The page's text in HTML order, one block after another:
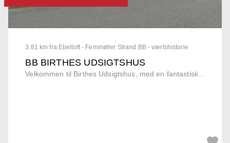
3.81 km fra Ebeltoft - Femmøller Strand BB - værtshistorie
BB BIRTHES UDSIGTSHUS
Velkommen til Birthes Udsigtshus, med en fantastisk...